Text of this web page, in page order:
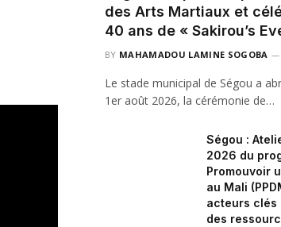
des Arts Martiaux et
40 ans de « Sakirou’s
BY MAHAMADOU LAMINE SOGOBA
Le stade municipal de Ségou a
1er août 2026, la cérémonie de…
Ségou :
2026 du
Promouvoir
au Mali
acteurs clés
des